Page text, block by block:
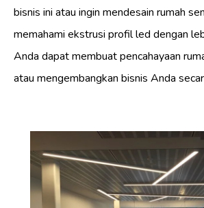
bisnis ini atau ingin mendesain rumah
memahami ekstrusi profil led dengan
Anda dapat membuat pencahayaan
atau mengembangkan bisnis Anda